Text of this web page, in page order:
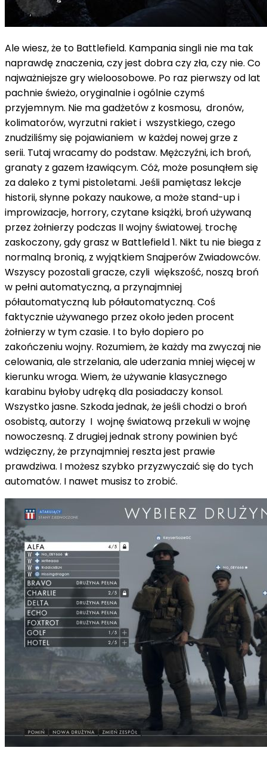
Ale wiesz, że to Battlefield. Kampania singli nie ma tak
naprawdę znaczenia, czy jest dobra czy zła, czy nie. Co
najważniejsze gry wieloosobowe. Po raz pierwszy od lat
pachnie świeżo, oryginalnie i ogólnie czymś
przyjemnym. Nie ma gadżetów z kosmosu, dronów,
kolimatorów, wyrzutni rakiet i wszystkiego, czego
znudziliśmy się pojawianiem w każdej nowej grze z
serii. Tutaj wracamy do podstaw. Mężczyźni, ich broń,
granaty z gazem łzawiącym. Cóż, może posunąłem się
za daleko z tymi pistoletami. Jeśli pamiętasz lekcje
historii, słynne pokazy naukowe, a może stand-up i
improwizacje, horrory, czytane książki, broń używaną
przez żołnierzy podczas II wojny światowej. trochę
zaskoczony, gdy grasz w Battlefield 1. Nikt tu nie biega z
normalną bronią, z wyjątkiem Snajperów Zwiadowców.
Wszyscy pozostali gracze, czyli większość, noszą broń
w pełni automatyczną, a przynajmniej
półautomatyczną lub półautomatyczną. Coś
faktycznie używanego przez około jeden procent
żołnierzy w tym czasie. I to było dopiero po
zakończeniu wojny. Rozumiem, że każdy ma zwyczaj nie
celowania, ale strzelania, ale uderzania mniej więcej w
kierunku wroga. Wiem, że używanie klasycznego
karabinu byłoby udręką dla posiadaczy konsol.
Wszystko jasne. Szkoda jednak, że jeśli chodzi o broń
osobistą, autorzy I wojnę światową przekuli w wojnę
nowoczesną. Z drugiej jednak strony powinien być
wdzięczny, że przynajmniej reszta jest prawie
prawdziwa. I możesz szybko przyzwyczaić się do tych
automatów. I nawet musisz to zrobić.